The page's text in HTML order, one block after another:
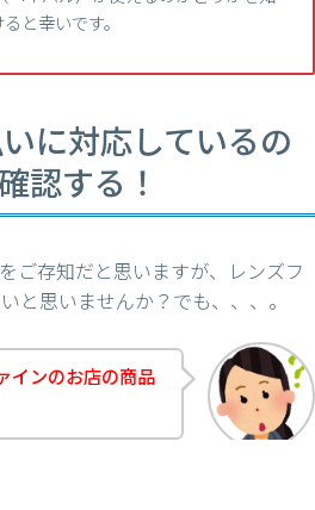
と幸いです。
に対応しているの
認する！
ご存知だと思いますが、レンズフ
と思いませんか？でも、、、。
インのお店の商品